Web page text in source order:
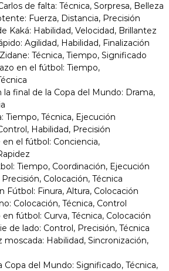
de falta: Técnica, Sorpresa, Belleza
Fuerza, Distancia, Precisión
Kaká: Habilidad, Velocidad, Brillantez
Agilidad, Habilidad, Finalización
Técnica, Tiempo, Significado
en el fútbol: Tiempo,
final de la Copa del Mundo: Drama,
Tiempo, Técnica, Ejecución
Habilidad, Precisión
el fútbol: Conciencia,
Tiempo, Coordinación, Ejecución
Colocación, Técnica
Fútbol: Finura, Altura, Colocación
Colocación, Técnica, Control
fútbol: Curva, Técnica, Colocación
de lado: Control, Precisión, Técnica
Habilidad, Sincronización,
Copa del Mundo: Significado, Técnica,